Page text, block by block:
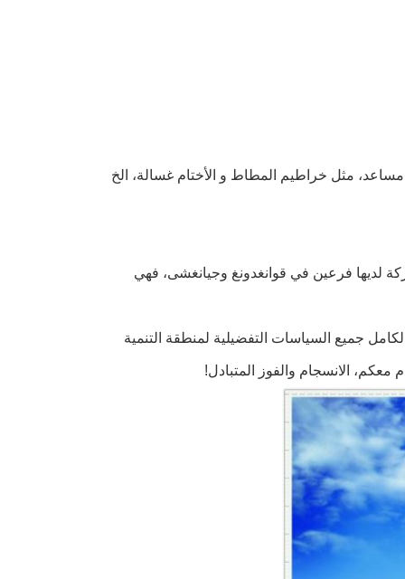
مثل خراطيم المطاط و الأختام غسالة، الخ
في 2006، الآن هناك أكثر من 200 موظف. والشركة لديها فرعين في قوانغدونغ وجيانغشى، فهي
جميع السياسات التفضيلية لمنطقة التنمية
الانسجام والفوز المتبادل!